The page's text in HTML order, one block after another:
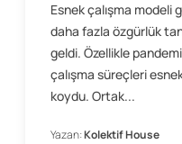
Esnek çalışma
daha fazla özgürlük
geldi. Özellikle
çalışma süreçleri
koydu. Ortak...
Yazan:Kolektif House